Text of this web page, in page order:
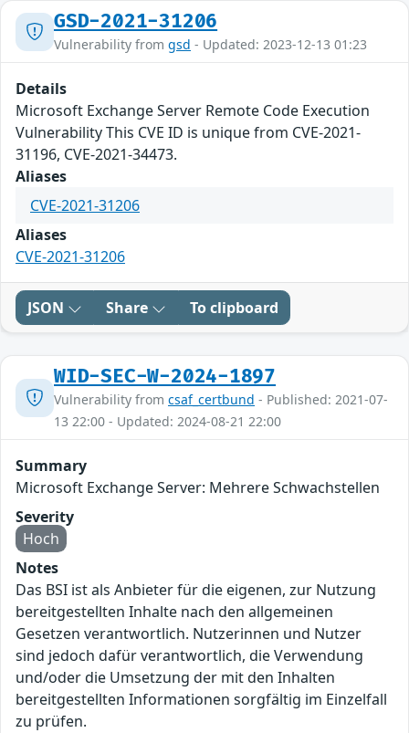
GSD-2021-31206
Vulnerability from gsd - Updated: 2023-12-13 01:23
Details
Microsoft Exchange Server Remote Code Execution
Vulnerability This CVE ID is unique from CVE-2021-
31196, CVE-2021-34473.
Aliases
CVE-2021-31206
Aliases
CVE-2021-31206
JSON Share To clipboard
WID-SEC-W-2024-1897
Vulnerability from csaf_certbund - Published: 2021-07-
13 22:00 - Updated: 2024-08-21 22:00
Summary
Microsoft Exchange Server: Mehrere Schwachstellen
Severity
Hoch
Notes
Das BSI ist als Anbieter für die eigenen, zur Nutzung
bereitgestellten Inhalte nach den allgemeinen
Gesetzen verantwortlich. Nutzerinnen und Nutzer
sind jedoch dafür verantwortlich, die Verwendung
und/oder die Umsetzung der mit den Inhalten
bereitgestellten Informationen sorgfältig im Einzelfall
zu prüfen.